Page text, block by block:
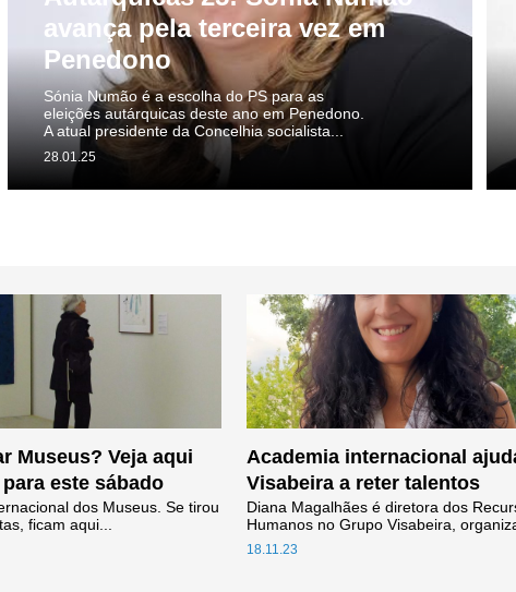
avança pela terceira vez em
Penedono
28.01.25
Sónia Numão é a escolha do PS para as
eleições autárquicas deste ano em Penedono.
A atual presidente da Concelhia socialista...
Museus? Veja aqui
este sábado
dos Museus. Se tirou
ficam aqui...
Academia internacional
Visabeira a reter talentos
18.11.23
Diana Magalhães é diretora dos
Humanos no Grupo Visabeira,